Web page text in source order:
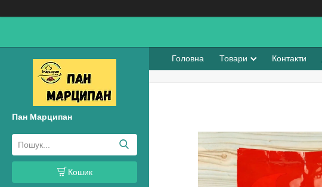
Пан Марципан
Кошик
Головна Товари Контакти